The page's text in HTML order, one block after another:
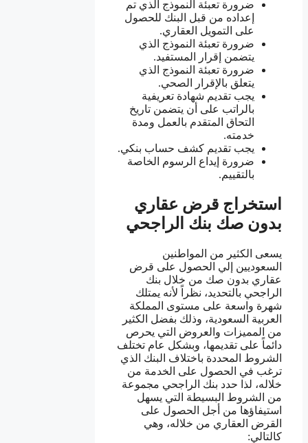
ضرورة تعبئة النموذج الذي تم
إعداده من قبل البنك للحصول
على التمويل العقاري.
ضرورة تعبئة النموذج الذي
يتضمن إقرار المستفيد.
ضرورة تعبئة النموذج الذي
يتعلق بالإقرار الصحي.
يجب تقديم شهادة تعريفية
بالراتب على أن يتضمن تاريخ
التحاق المتقدم بالعمل ومدة
خدمته.
يجب تقديم كشف حساب بنكي.
ضرورة إيداع الرسوم الخاصة
بالتقييم.
استخراج قرض عقاري
بدون صك بنك الراجحي
يسعى الكثير من المواطنين
السعوديين إلي الحصول على قرض
عقاري بدون صك من خلال بنك
الراجحي بالتحديد، نظراً لأنه يمتلك
شهرة واسعة على مستوى المملكة
العربية السعودية، وذلك بفضل الكثير
من المميزات والعروض التي يحرص
دائماً على تقديمها، وبشكل عام تختلف
الشروط المحددة باختلاف البنك الذي
ترغب في الحصول على الخدمة من
خلاله، لذا حدد بنك الراجحي مجموعة
من الشروط البسيطة التي يسهل
استيفاؤها من أجل الحصول على
القرض العقاري من خلاله، وهي
كالتالي: